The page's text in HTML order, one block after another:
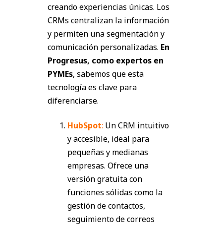
creando experiencias únicas. Los
CRMs centralizan la información
y permiten una segmentación y
comunicación personalizadas. En
Progresus, como expertos en
PYMEs, sabemos que esta
tecnología es clave para
diferenciarse.
HubSpot: Un CRM intuitivo
y accesible, ideal para
pequeñas y medianas
empresas. Ofrece una
versión gratuita con
funciones sólidas como la
gestión de contactos,
seguimiento de correos